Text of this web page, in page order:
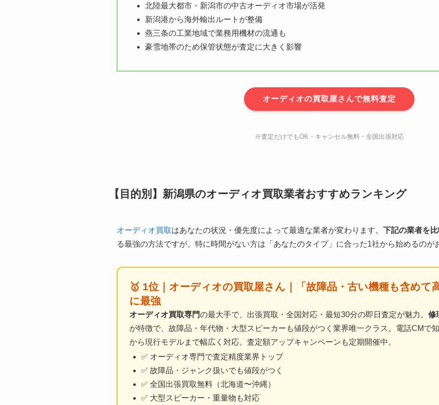
北陸最大都市・新潟市の中古オーディオ市場が活発
新潟港から海外輸出ルートが整備
燕三条の工業地域で業務用機材の流通も
豪雪地帯のため保管状態が査定に大きく影響
オーディオの買取屋さんで無料査定
※査定だけでもOK・キャンセル無料・全国出張対応
【目的別】新潟県のオーディオ買取業者おすすめランキング
オーディオ買取はあなたの状況・優先度によって最適な業者が変わります。 下記の業者を
る最強の方法ですが、特に時間がない方は「あなたのタイプ」に合った1社から始めるのが
🥇 1位｜オーディオの買取屋さん｜
「故障品・古い機種も含めて
に最強
オーディオ買取専門の最大手で、出張買取・全国対応・最短30分の即日査定が魅力。 修
が特徴で、故障品・年代物・大型スピーカーも値段がつく業界唯一クラス。電話CMで
から現行モデルまで幅広く対応。査定額アップキャンペーンも定期開催中。
✅ オーディオ専門で査定精度業界トップ
✅ 故障品・ジャンク扱いでも値段がつく
✅ 全国出張買取無料（北海道〜沖縄）
✅ 大型スピーカー・重量物も対応